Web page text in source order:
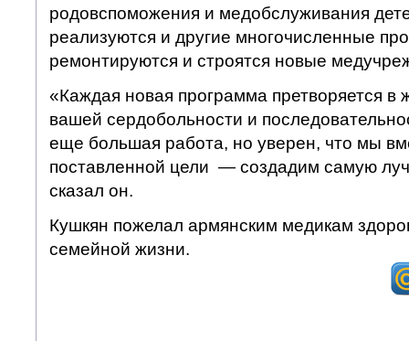
родовспоможения и медобслуживания
реализуются и другие многочисленные
ремонтируются и строятся новые
«Каждая новая программа претворяется в
вашей сердобольности и
еще большая работа, но уверен, что мы
поставленной цели — создадим самую
сказал он.
Кушкян пожелал армянским медикам
семейной жизни.